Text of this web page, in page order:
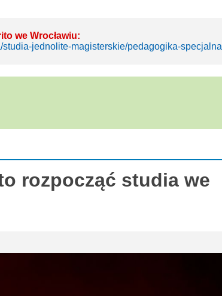
we Wrocławiu:
jednolite-magisterskie/pedagogika-specjalna
rozpocząć studia we